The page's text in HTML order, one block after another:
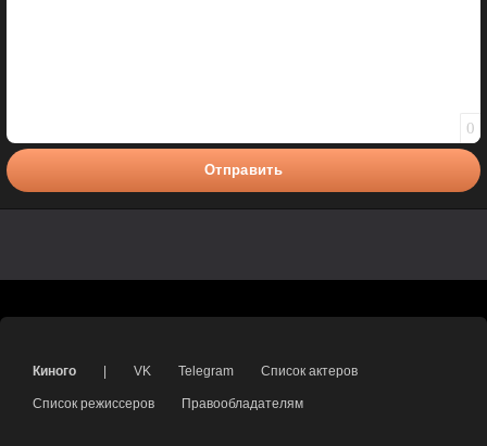
0
Отправить
Киного VK Telegram Список актеров
Список режиссеров Правообладателям